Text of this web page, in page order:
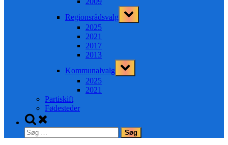
Regionsrådsvalg
Toggle
sub-
2025
2021
2017
2013
Kommunalvalg
Toggle
sub-
2025
2021
Partiskift
Fødesteder
Toggle
search
form
Søg
efter: